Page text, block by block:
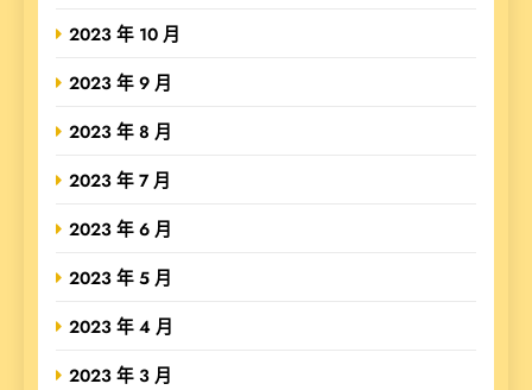
2023 年 10 月
2023 年 9 月
2023 年 8 月
2023 年 7 月
2023 年 6 月
2023 年 5 月
2023 年 4 月
2023 年 3 月